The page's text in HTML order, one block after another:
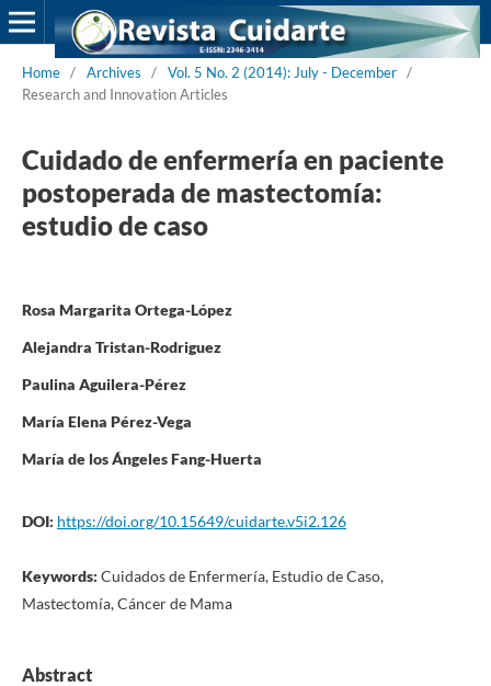
Home / Archives / Vol. 5 No. 2 (2014): July - December /
Research and Innovation Articles
Cuidado de enfermería en paciente
postoperada de mastectomía:
estudio de caso
Rosa Margarita Ortega-López
Alejandra Tristan-Rodriguez
Paulina Aguilera-Pérez
María Elena Pérez-Vega
María de los Ángeles Fang-Huerta
DOI: https://doi.org/10.15649/cuidarte.v5i2.126
Keywords: Cuidados de Enfermería, Estudio de Caso,
Mastectomía, Cáncer de Mama
Abstract